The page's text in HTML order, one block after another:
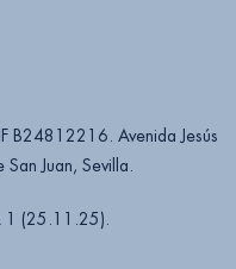
B24812216. Avenida Jesús
Juan, Sevilla.
1 (25.11.25).